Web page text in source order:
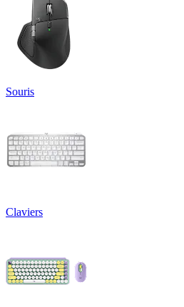
Souris
Claviers